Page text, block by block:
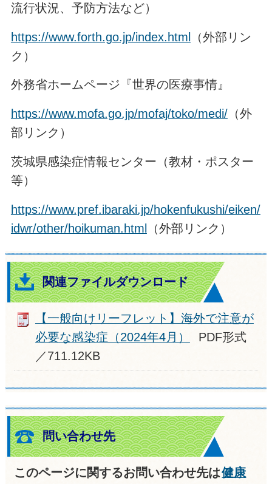
流行状況、予防方法など）
https://www.forth.go.jp/index.html（外部リン
ク）
外務省ホームページ『世界の医療事情』
https://www.mofa.go.jp/mofaj/toko/medi/（外
部リンク）
茨城県感染症情報センター（教材・ポスター
等）
https://www.pref.ibaraki.jp/hokenfukushi/eiken/
idwr/other/hoikuman.html
（外部リンク）
関連ファイルダウンロード
【一般向けリーフレット】海外で注意が
必要な感染症（2024年4月）
PDF形式
／711.12KB
問い合わせ先
このページに関するお問い合わせ先は健康